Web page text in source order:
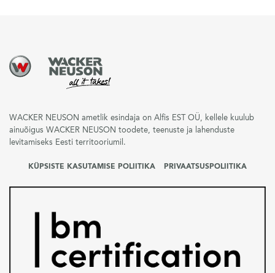
WACKER NEUSON ametlik esindaja on Alfis EST OÜ, kellele kuulub
ainuõigus WACKER NEUSON toodete, teenuste ja lahenduste
levitamiseks Eesti territooriumil.
KÜPSISTE KASUTAMISE POLIITIKA PRIVAATSUSPOLIITIKA